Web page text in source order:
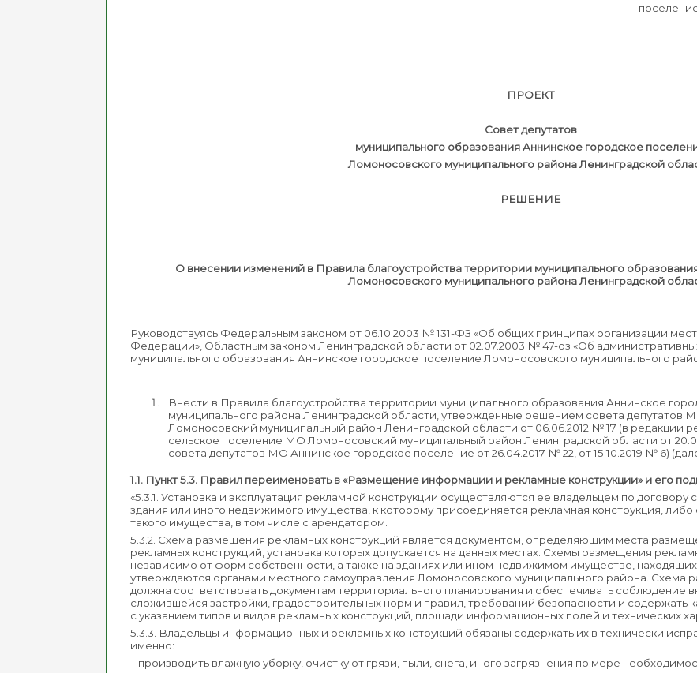
ПРОЕКТ
Совет депутатов
муниципального образования Аннинское городское
Ломоносовского муниципального района Ленинградской
РЕШЕНИЕ
№
О внесении изменений в Правила благоустройства территории муниципального
Ломоносовского муниципального района Ленинградской
Руководствуясь Федеральным законом от 06.10.2003 № 131-ФЗ «Об общих принципах организации
Федерации», Областным законом Ленинградской области от 02.07.2003 № 47-оз «Об
муниципального образования Аннинское городское поселение Ломоносовского муниципального
Внести в Правила благоустройства территории муниципального образования Аннинское
муниципального района Ленинградской области, утвержденные решением совета
Ломоносовский муниципальный район Ленинградской области от 06.06.2012 № 17 (в редакции
сельское поселение МО Ломоносовский муниципальный район Ленинградской области от
совета депутатов МО Аннинское городское поселение от 26.04.2017 № 22, от 15.10.2019 № 6)
1.1. Пункт 5.3. Правил переименовать в «Размещение информации и рекламные конструкции» и его
«5.3.1. Установка и эксплуатация рекламной конструкции осуществляются ее владельцем по договору
здания или иного недвижимого имущества, к которому присоединяется рекламная конструкция,
такого имущества, в том числе с арендатором.
5.3.2. Схема размещения рекламных конструкций является документом, определяющим места
рекламных конструкций, установка которых допускается на данных местах. Схемы размещения
независимо от форм собственности, а также на зданиях или ином недвижимом имуществе,
утверждаются органами местного самоуправления Ломоносовского муниципального района. Схема
должна соответствовать документам территориального планирования и обеспечивать соблюдение
сложившейся застройки, градостроительных норм и правил, требований безопасности и содержать
с указанием типов и видов рекламных конструкций, площади информационных полей и технических
5.3.3. Владельцы информационных и рекламных конструкций обязаны содержать их в технически
именно:
– производить влажную уборку, очистку от грязи, пыли, снега, иного загрязнения по мере